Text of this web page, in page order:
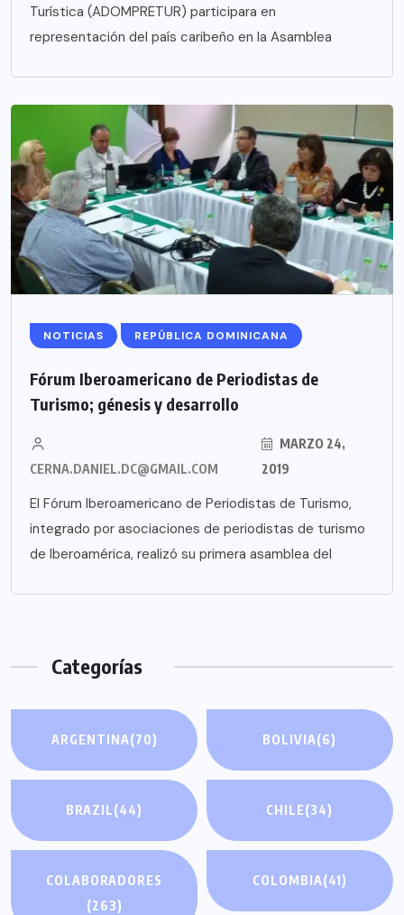
Turística (ADOMPRETUR) participara en
representación del país caribeño en la Asamblea
NOTICIAS REPÚBLICA DOMINICANA
Fórum Iberoamericano de Periodistas de
Turismo; génesis y desarrollo
CERNA.DANIEL.DC@GMAIL.COM
MARZO 24,
2019
El Fórum Iberoamericano de Periodistas de Turismo,
integrado por asociaciones de periodistas de turismo
de Iberoamérica, realizó su primera asamblea del
Categorías
ARGENTINA(70) BOLIVIA(6)
BRAZIL(44) CHILE(34)
COLABORADORES
(263)
COLOMBIA(41)